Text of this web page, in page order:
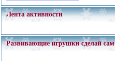
Лента активности
Развивающие игрушки сделай сам